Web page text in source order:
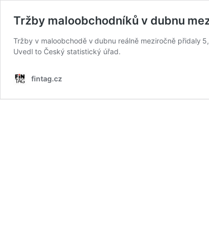
Tržby maloobchodníků v dubnu
Tržby v maloobchodě v dubnu reálně meziročně přidaly
Uvedl to Český statistický úřad.
fintag.cz